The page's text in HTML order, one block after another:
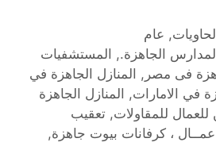
الحاويات, عام
المدارس الجاهزة., المستشفيات
فى مصر, المنازل الجاهزة في
في الامارات, المنازل الجاهزة
للمقاولات, تعقيب
، كرفانات بيوت جاهزة,